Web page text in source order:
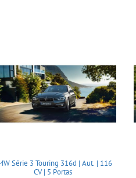
Série 3 Touring 316d | Aut. | 116
CV | 5 Portas